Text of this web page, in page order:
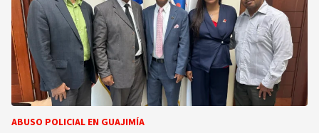
ABUSO POLICIAL EN GUAJIMÍA